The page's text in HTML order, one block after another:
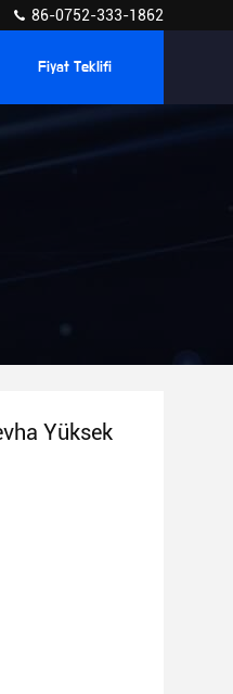
86-0752-333-1862
Fiyat Teklifi
Yüksek